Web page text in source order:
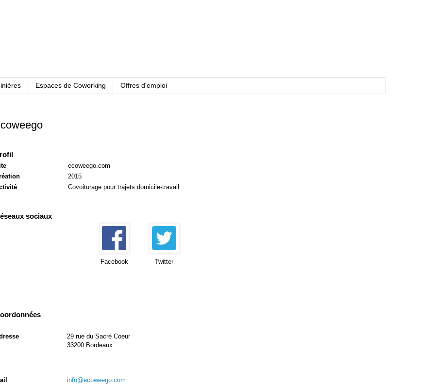
Espaces de Coworking Offres d'emploi
ecoweego.com
2015
Covoiturage pour trajets domicile-travail
sociaux
Facebook Twitter
29 rue du Sacré Coeur
33200 Bordeaux
info@ecoweego.com